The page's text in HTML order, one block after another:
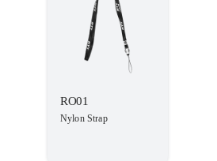
RO01
Nylon Strap